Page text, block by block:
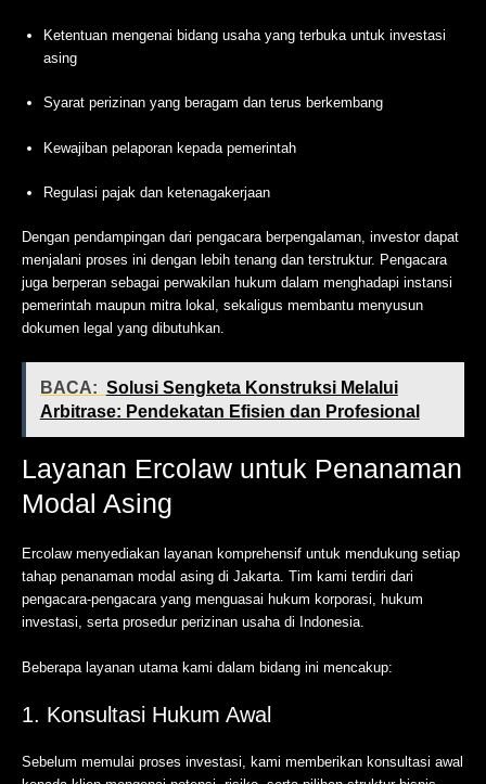
Ketentuan mengenai bidang usaha yang terbuka untuk investasi
asing
Syarat perizinan yang beragam dan terus berkembang
Kewajiban pelaporan kepada pemerintah
Regulasi pajak dan ketenagakerjaan
Dengan pendampingan dari pengacara berpengalaman, investor dapat
menjalani proses ini dengan lebih tenang dan terstruktur. Pengacara
juga berperan sebagai perwakilan hukum dalam menghadapi instansi
pemerintah maupun mitra lokal, sekaligus membantu menyusun
dokumen legal yang dibutuhkan.
BACA: Solusi Sengketa Konstruksi Melalui
Arbitrase: Pendekatan Efisien dan Profesional
Layanan Ercolaw untuk Penanaman
Modal Asing
Ercolaw menyediakan layanan komprehensif untuk mendukung setiap
tahap penanaman modal asing di Jakarta. Tim kami terdiri dari
pengacara-pengacara yang menguasai hukum korporasi, hukum
investasi, serta prosedur perizinan usaha di Indonesia.
Beberapa layanan utama kami dalam bidang ini mencakup:
1. Konsultasi Hukum Awal
Sebelum memulai proses investasi, kami memberikan konsultasi awal